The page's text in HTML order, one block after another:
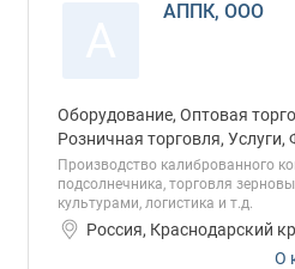
АППК, ООО
Оборудование, Оптовая
Розничная торговля,
Производство калиброванного
подсолнечника, торговля
культурами, логистика и т.д.
Россия, Краснодарский
О